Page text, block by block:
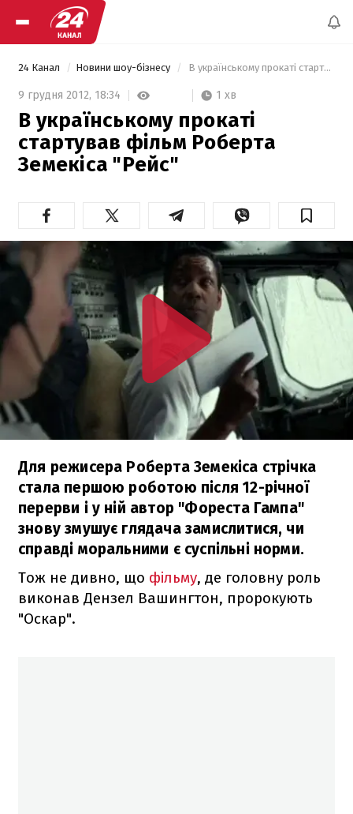
24 Канал Новини шоу-бізнесу В українському прокаті стартував фільм Роберта Земекіса "Рейс"
9 грудня 2012, 18:34 1 хв
В українському прокаті
стартував фільм Роберта
Земекіса "Рейс"
Для режисера Роберта Земекіса стрічка
стала першою роботою після 12-річної
перерви і у ній автор "Фореста Гампа"
знову змушує глядача замислитися, чи
справді моральними є суспільні норми.
Тож не дивно, що фільму, де головну роль
виконав Дензел Вашингтон, пророкують
"Оскар".